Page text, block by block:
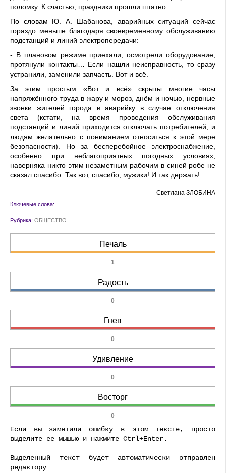
поломку. К счастью, праздники прошли штатно.
По словам Ю. А. Шабанова, аварийных ситуаций сейчас
гораздо меньше благодаря своевременному обслужи­ванию
подстанций и линий электропередачи:
- В плановом режиме при­ехали, осмотрели оборудова­ние,
протянули контакты… Если нашли неисправность, то сразу
устранили, замени­ли запчасть. Вот и всё.
За этим простым «Вот и всё» скрыты многие часы
напряжённого труда в жару и мороз, днём и ночью, нерв­ные
звонки жителей города в аварийку в случае отключе­ния
света (кстати, на время проведения обслуживания
подстанций и линий прихо­дится отключать потреби­телей, и
людям желательно с пониманием относиться к этой мере
безопасности). Но за бесперебойное электро­снабжение,
особенно при неблагоприятных погодных условиях,
наверняка никто этим незаметным рабочим в синей робе не
сказал спаси­бо. Так вот, спасибо, мужики! И так держать!
Светлана ЗЛОБИНА
Ключевые слова:
Рубрика: ОБЩЕСТВО
Печаль
1
Радость
0
Гнев
0
Удивление
0
Восторг
0
Если вы заметили ошибку в этом тексте, просто
выделите ее мышью и нажмите Ctrl+Enter.
Выделенный текст будет автоматически отправлен
редактору